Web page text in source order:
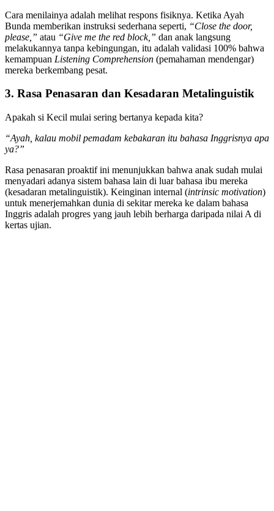
Cara menilainya adalah melihat respons fisiknya. Ketika Ayah
Bunda memberikan instruksi sederhana seperti, “Close the door,
please,” atau “Give me the red block,” dan anak langsung
melakukannya tanpa kebingungan, itu adalah validasi 100% bahwa
kemampuan Listening Comprehension (pemahaman mendengar)
mereka berkembang pesat.
3. Rasa Penasaran dan Kesadaran Metalinguistik
Apakah si Kecil mulai sering bertanya kepada kita?
“Ayah, kalau mobil pemadam kebakaran itu bahasa Inggrisnya apa
ya?”
Rasa penasaran proaktif ini menunjukkan bahwa anak sudah mulai
menyadari adanya sistem bahasa lain di luar bahasa ibu mereka
(kesadaran metalinguistik). Keinginan internal (intrinsic motivation)
untuk menerjemahkan dunia di sekitar mereka ke dalam bahasa
Inggris adalah progres yang jauh lebih berharga daripada nilai A di
kertas ujian.